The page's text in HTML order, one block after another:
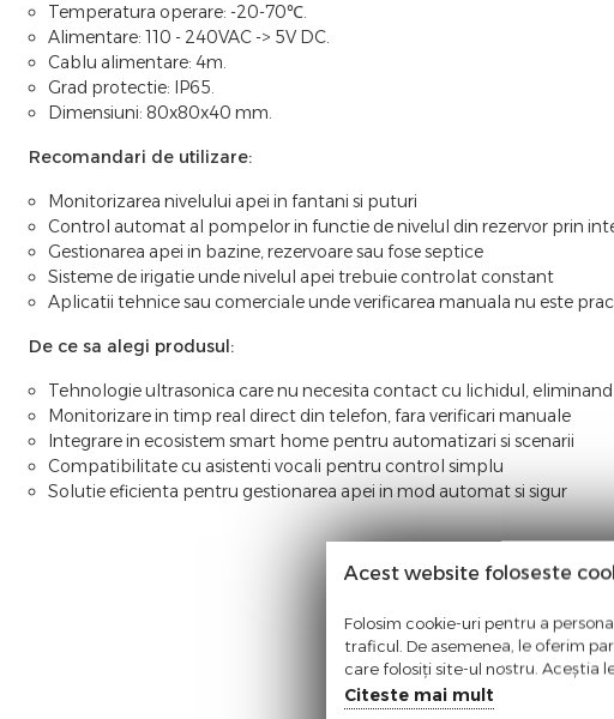
Temperatura operare: -20-70℃.
Alimentare: 110 - 240VAC -> 5V DC.
Cablu alimentare: 4m.
Grad protectie: IP65.
Dimensiuni: 80x80x40 mm.
Recomandari de utilizare:
Monitorizarea nivelului apei in fantani si puturi
Control automat al pompelor in functie de nivelul din rezervor prin
Gestionarea apei in bazine, rezervoare sau fose septice
Sisteme de irigatie unde nivelul apei trebuie controlat constant
Aplicatii tehnice sau comerciale unde verificarea manuala nu este
De ce sa alegi produsul:
Tehnologie ultrasonica care nu necesita contact cu lichidul,
Monitorizare in timp real direct din telefon, fara verificari manuale
Integrare in ecosistem smart home pentru automatizari si scenarii
Compatibilitate cu asistenti vocali pentru control simplu
Solutie eficienta pentru gestionarea apei in mod automat si sigur
Acest website foloseste
Folosim cookie-uri pentru a
traficul. De asemenea, le oferim
care folosiți site-ul nostru. Aceștia
Citeste mai mult